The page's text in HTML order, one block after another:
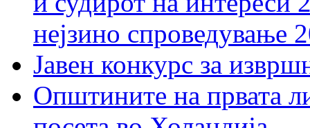
нејзино спроведување
Јавен конкурс за
Општините на првата